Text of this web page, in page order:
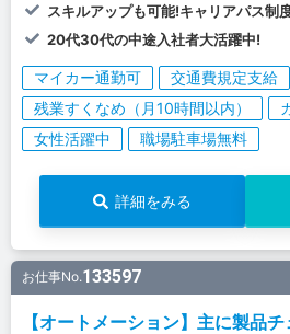
スキルアップも可能!キャリアパス制
20代30代の中途入社者大活躍中!
マイカー通勤可
交通費規定支給
残業すくなめ（月10時間以内）
女性活躍中
職場駐車場無料
詳細をみる
お仕事No.133597
【オートメーション】主に製品